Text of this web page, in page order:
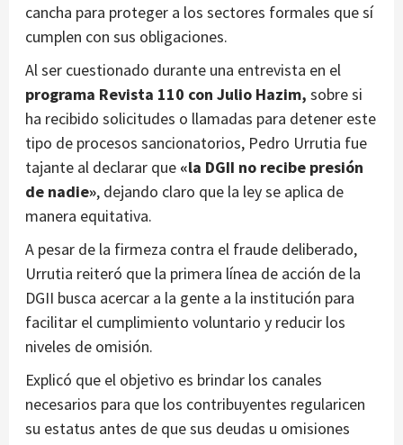
cancha para proteger a los sectores formales que sí
cumplen con sus obligaciones.
Al ser cuestionado durante una entrevista en el
programa Revista 110 con Julio Hazim, sobre si
ha recibido solicitudes o llamadas para detener este
tipo de procesos sancionatorios, Pedro Urrutia fue
tajante al declarar que «la DGII no recibe presión
de nadie», dejando claro que la ley se aplica de
manera equitativa.
A pesar de la firmeza contra el fraude deliberado,
Urrutia reiteró que la primera línea de acción de la
DGII busca acercar a la gente a la institución para
facilitar el cumplimiento voluntario y reducir los
niveles de omisión.
Explicó que el objetivo es brindar los canales
necesarios para que los contribuyentes regularicen
su estatus antes de que sus deudas u omisiones